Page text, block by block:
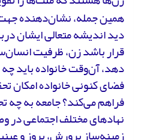
همین جمله، نشان‌دهنده‌
دید اندیشه‌ متعالی ایشان
قرار باشد زن، ظرفیت
دهد، آن‌وقت خانواده باید چه
فضای کنونی خانواده امکان
فراهم می‌کند؟ جامعه به چه
نهادهای مختلف اجتماعی در
زمینه‌ساز پرورش، بروز و